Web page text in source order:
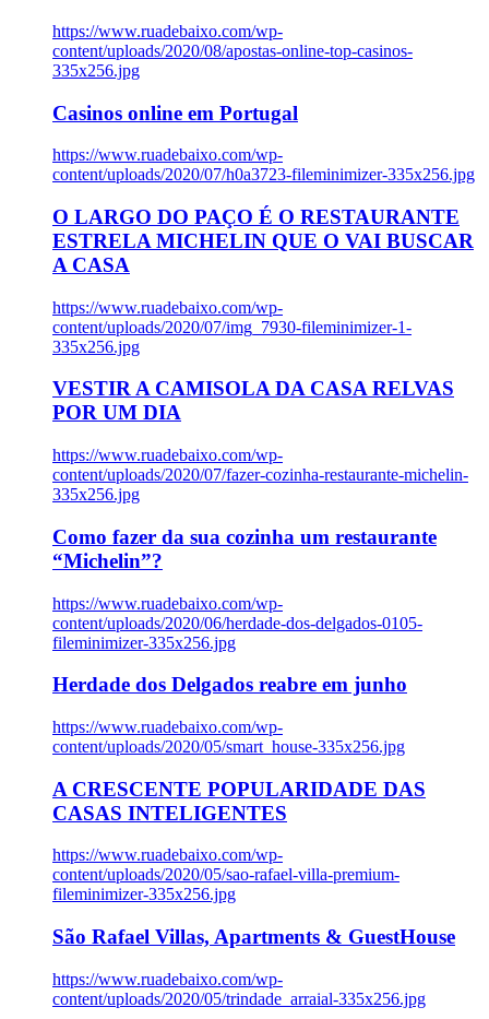
https://www.ruadebaixo.com/wp-
content/uploads/2020/08/apostas-online-top-casinos-
335x256.jpg
Casinos online em Portugal
https://www.ruadebaixo.com/wp-
content/uploads/2020/07/h0a3723-fileminimizer-335x256.jpg
O LARGO DO PAÇO É O RESTAURANTE
ESTRELA MICHELIN QUE O VAI BUSCAR
A CASA
https://www.ruadebaixo.com/wp-
content/uploads/2020/07/img_7930-fileminimizer-1-
335x256.jpg
VESTIR A CAMISOLA DA CASA RELVAS
POR UM DIA
https://www.ruadebaixo.com/wp-
content/uploads/2020/07/fazer-cozinha-restaurante-michelin-
335x256.jpg
Como fazer da sua cozinha um restaurante
“Michelin”?
https://www.ruadebaixo.com/wp-
content/uploads/2020/06/herdade-dos-delgados-0105-
fileminimizer-335x256.jpg
Herdade dos Delgados reabre em junho
https://www.ruadebaixo.com/wp-
content/uploads/2020/05/smart_house-335x256.jpg
A CRESCENTE POPULARIDADE DAS
CASAS INTELIGENTES
https://www.ruadebaixo.com/wp-
content/uploads/2020/05/sao-rafael-villa-premium-
fileminimizer-335x256.jpg
São Rafael Villas, Apartments & GuestHouse
https://www.ruadebaixo.com/wp-
content/uploads/2020/05/trindade_arraial-335x256.jpg